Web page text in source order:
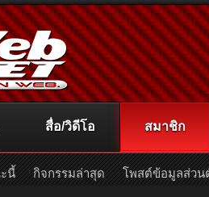
สื่อ/วิดีโอ สมาชิก
นี้ กิจกรรมล่าสุด โพสต์ข้อมูลส่วน